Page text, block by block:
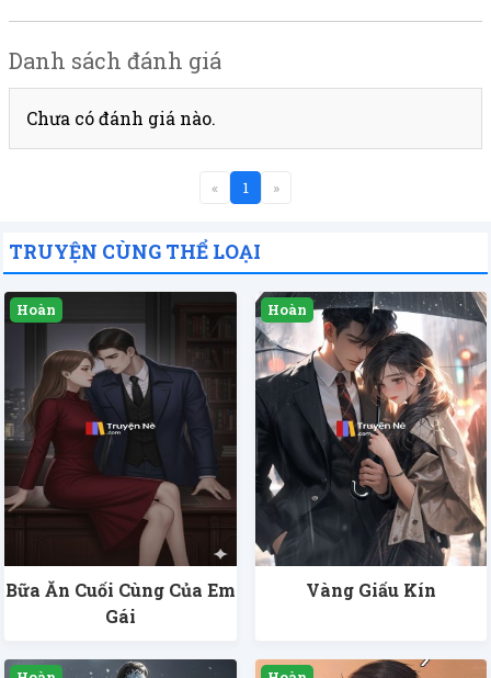
Danh sách đánh giá
Chưa có đánh giá nào.
« 1 »
TRUYỆN CÙNG THỂ LOẠI
Bữa Ăn Cuối Cùng Của Em
Gái
Vàng Giấu Kín